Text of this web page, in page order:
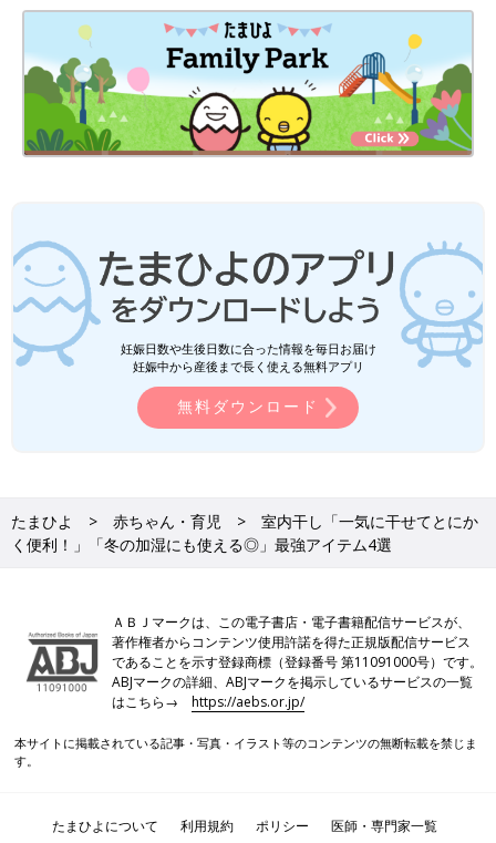
妊娠日数や生後日数に合った情報を毎日お届け
妊娠中から産後まで長く使える無料アプリ
無料ダウンロード
たまひよ 赤ちゃん・育児
室内干し「一気に干せてとにか
く便利！」「冬の加湿にも使える◎」最強アイテム4選
ＡＢＪマークは、この電子書店・電子書籍配信サービスが、
著作権者からコンテンツ使用許諾を得た正規版配信サービス
であることを示す登録商標（登録番号 第11091000号）です。
ABJマークの詳細、ABJマークを掲示しているサービスの一覧
はこちら→https://aebs.or.jp/
本サイトに掲載されている記事・写真・イラスト等のコンテンツの無断転載を禁じま
す。
たまひよについて 利用規約 ポリシー 医師・専門家一覧